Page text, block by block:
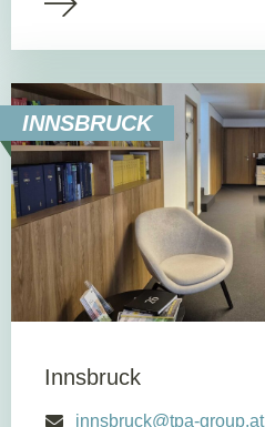
INNSBRUCK
Innsbruck
innsbruck@tpa-group.at